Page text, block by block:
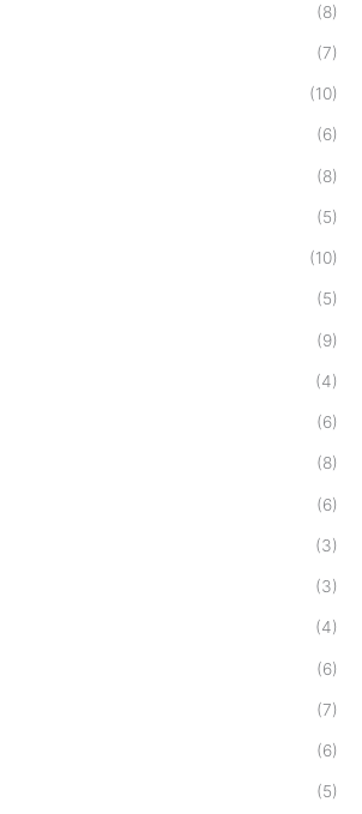
(8)
(7)
(10)
(6)
(8)
(5)
(10)
(5)
(9)
(4)
(6)
(8)
(6)
(3)
(3)
(4)
(6)
(7)
(6)
(5)